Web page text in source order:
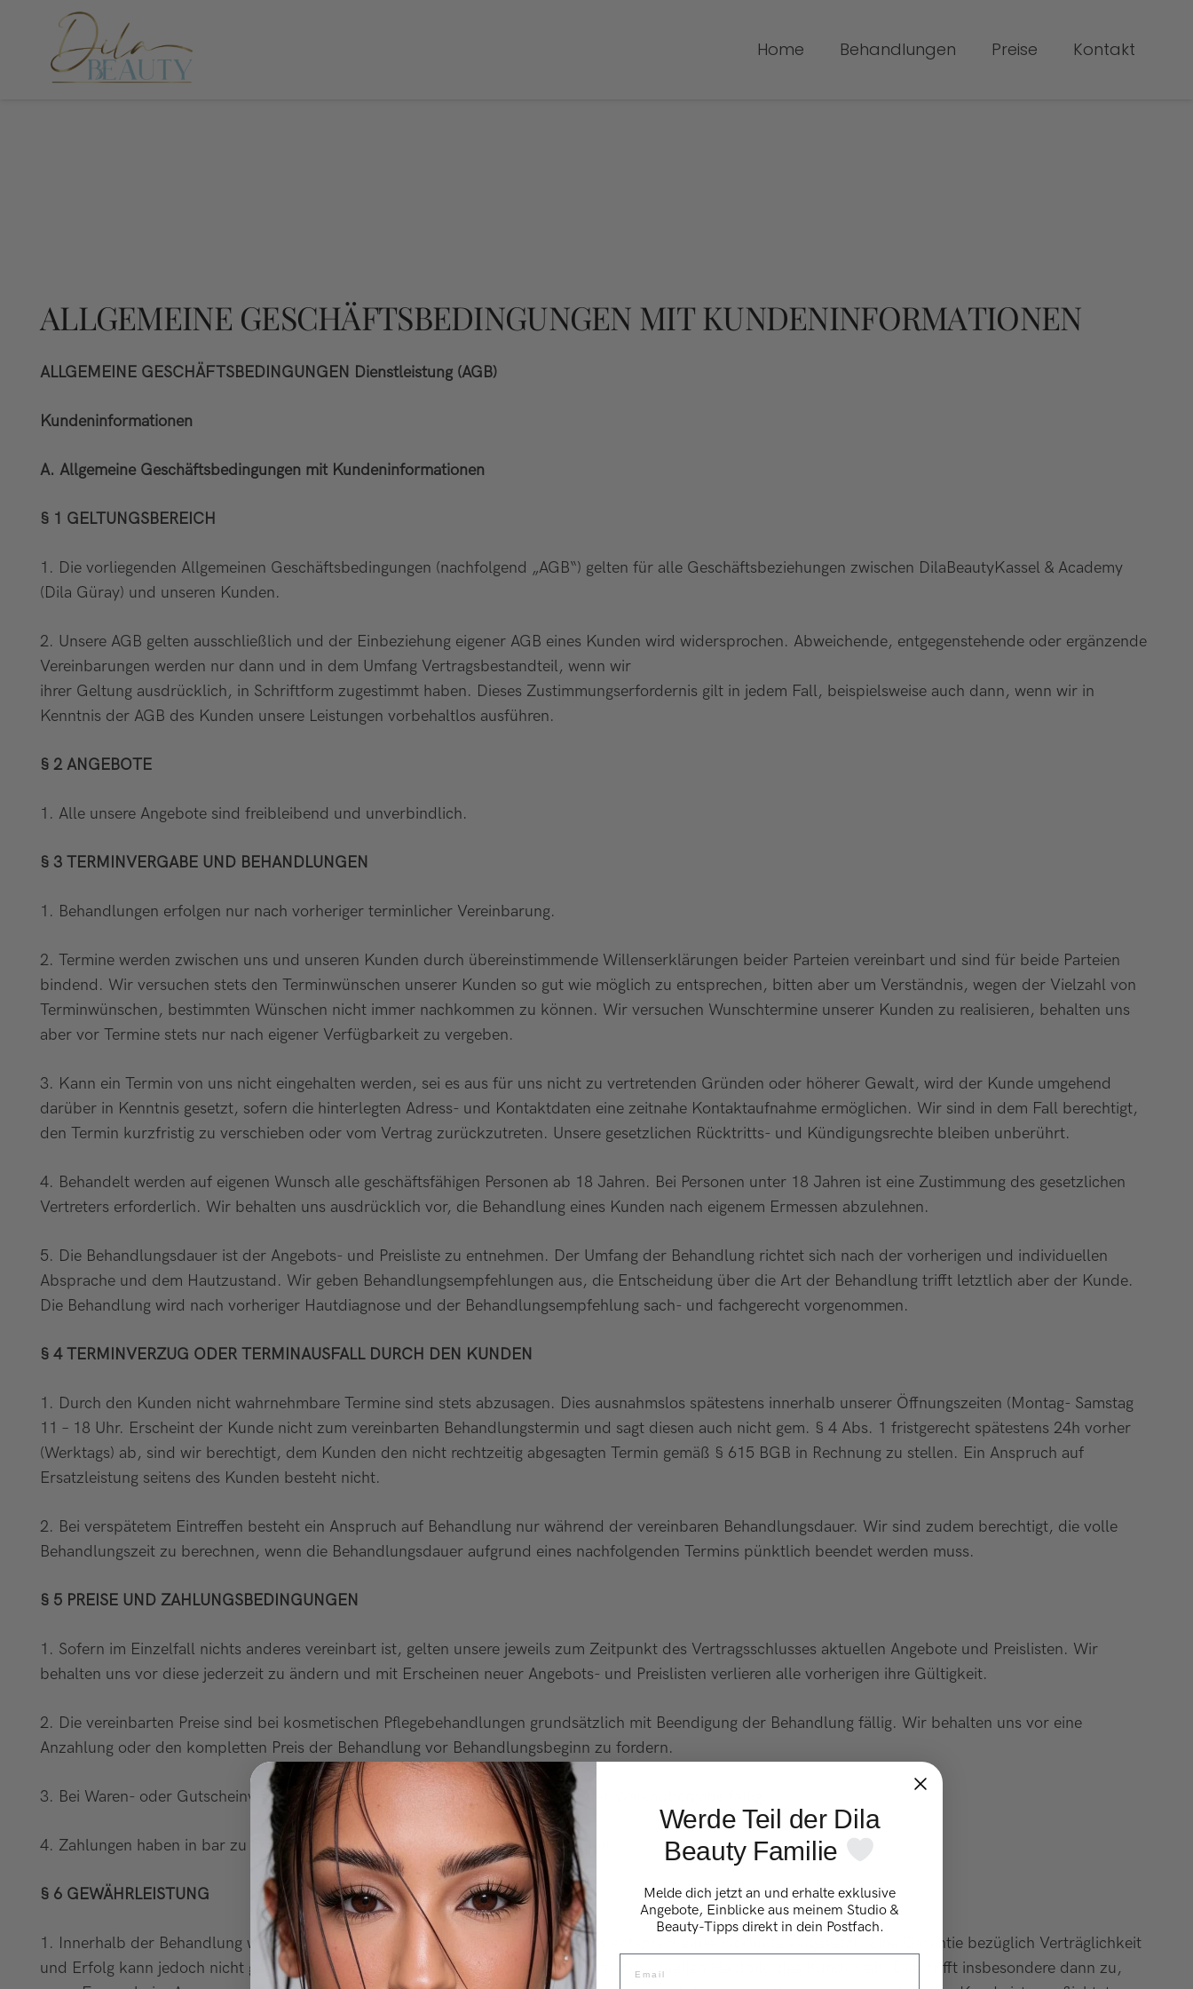
Home Behandlungen Preise Kontakt
ALLGEMEINE GESCHÄFTSBEDINGUNGEN MIT KUNDENINFORMATIONEN
ALLGEMEINE GESCHÄFTSBEDINGUNGEN Dienstleistung (AGB)
Kundeninformationen
A. Allgemeine Geschäftsbedingungen mit Kundeninformationen
§ 1 GELTUNGSBEREICH
1. Die vorliegenden Allgemeinen Geschäftsbedingungen (nachfolgend „AGB“) gelten für alle Geschäftsbeziehungen zwischen DilaBeautyKassel & Academy
(Dila Güray) und unseren Kunden.
2. Unsere AGB gelten ausschließlich und der Einbeziehung eigener AGB eines Kunden wird widersprochen. Abweichende, entgegenstehende oder ergänzende
Vereinbarungen werden nur dann und in dem Umfang Vertragsbestandteil, wenn wir
ihrer Geltung ausdrücklich, in Schriftform zugestimmt haben. Dieses Zustimmungserfordernis gilt in jedem Fall, beispielsweise auch dann, wenn wir in
Kenntnis der AGB des Kunden unsere Leistungen vorbehaltlos ausführen.
§ 2 ANGEBOTE
1. Alle unsere Angebote sind freibleibend und unverbindlich.
§ 3 TERMINVERGABE UND BEHANDLUNGEN
1. Behandlungen erfolgen nur nach vorheriger terminlicher Vereinbarung.
2. Termine werden zwischen uns und unseren Kunden durch übereinstimmende Willenserklärungen beider Parteien vereinbart und sind für beide Parteien
bindend. Wir versuchen stets den Terminwünschen unserer Kunden so gut wie möglich zu entsprechen, bitten aber um Verständnis, wegen der Vielzahl von
Terminwünschen, bestimmten Wünschen nicht immer nachkommen zu können. Wir versuchen Wunschtermine unserer Kunden zu realisieren, behalten uns
aber vor Termine stets nur nach eigener Verfügbarkeit zu vergeben.
3. Kann ein Termin von uns nicht eingehalten werden, sei es aus für uns nicht zu vertretenden Gründen oder höherer Gewalt, wird der Kunde umgehend
darüber in Kenntnis gesetzt, sofern die hinterlegten Adress- und Kontaktdaten eine zeitnahe Kontaktaufnahme ermöglichen. Wir sind in dem Fall berechtigt,
den Termin kurzfristig zu verschieben oder vom Vertrag zurückzutreten. Unsere gesetzlichen Rücktritts- und Kündigungsrechte bleiben unberührt.
4. Behandelt werden auf eigenen Wunsch alle geschäftsfähigen Personen ab 18 Jahren. Bei Personen unter 18 Jahren ist eine Zustimmung des gesetzlichen
Vertreters erforderlich. Wir behalten uns ausdrücklich vor, die Behandlung eines Kunden nach eigenem Ermessen abzulehnen.
5. Die Behandlungsdauer ist der Angebots- und Preisliste zu entnehmen. Der Umfang der Behandlung richtet sich nach der vorherigen und individuellen
Absprache und dem Hautzustand. Wir geben Behandlungsempfehlungen aus, die Entscheidung über die Art der Behandlung trifft letztlich aber der Kunde.
Die Behandlung wird nach vorheriger Hautdiagnose und der Behandlungsempfehlung sach- und fachgerecht vorgenommen.
§ 4 TERMINVERZUG ODER TERMINAUSFALL DURCH DEN KUNDEN
1. Durch den Kunden nicht wahrnehmbare Termine sind stets abzusagen. Dies ausnahmslos spätestens innerhalb unserer Öffnungszeiten (Montag- Samstag
11 – 18 Uhr. Erscheint der Kunde nicht zum vereinbarten Behandlungstermin und sagt diesen auch nicht gem. § 4 Abs. 1 fristgerecht spätestens 24h vorher
(Werktags) ab, sind wir berechtigt, dem Kunden den nicht rechtzeitig abgesagten Termin gemäß § 615 BGB in Rechnung zu stellen. Ein Anspruch auf
Ersatzleistung seitens des Kunden besteht nicht.
2. Bei verspätetem Eintreffen besteht ein Anspruch auf Behandlung nur während der vereinbaren Behandlungsdauer. Wir sind zudem berechtigt, die volle
Behandlungszeit zu berechnen, wenn die Behandlungsdauer aufgrund eines nachfolgenden Termins pünktlich beendet werden muss.
§ 5 PREISE UND ZAHLUNGSBEDINGUNGEN
1. Sofern im Einzelfall nichts anderes vereinbart ist, gelten unsere jeweils zum Zeitpunkt des Vertragsschlusses aktuellen Angebote und Preislisten. Wir
behalten uns vor diese jederzeit zu ändern und mit Erscheinen neuer Angebots- und Preislisten verlieren alle vorherigen ihre Gültigkeit.
2. Die vereinbarten Preise sind bei kosmetischen Pflegebehandlungen grundsätzlich mit Beendigung der Behandlung fällig. Wir behalten uns vor eine
Anzahlung oder den kompletten Preis der Behandlung vor Behandlungsbeginn zu fordern.
3. Bei Waren- oder Gutscheinverkäufen ist der vereinbarte Preis im Zeitpunkt der Warenübergabe fällig.
4. Zahlungen haben in bar zu erfolgen oder mittels EC-Cash Lastschriftverfahren.
§ 6 GEWÄHRLEISTUNG
1. Innerhalb der Behandlung werden den Bedürfnissen des jeweiligen Hautbildes entsprechende Produkte eingesetzt. Eine Garantie bezüglich Verträglichkeit
und Erfolg kann jedoch nicht gegeben werden. Der Behandlungserfolg hängt vom individuellen Hautbild des Kunden ab. Dies trifft insbesondere dann zu,
Werde Teil der Dila
Beauty Familie
Melde dich jetzt an und erhalte exklusive
Angebote, Einblicke aus meinem Studio &
Beauty-Tipps direkt in dein Postfach.
Email